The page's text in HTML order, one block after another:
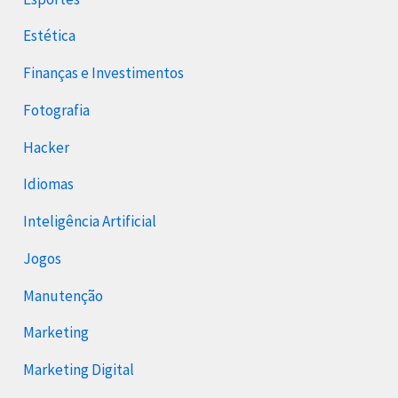
Estética
Finanças e Investimentos
Fotografia
Hacker
Idiomas
Inteligência Artificial
Jogos
Manutenção
Marketing
Marketing Digital